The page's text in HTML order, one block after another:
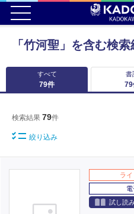
「竹河聖」を含む検
すべて
79件
書
79
検索結果 79件
絞り込み
ラ
試し読